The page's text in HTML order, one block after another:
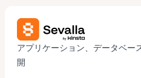
アプリケーション、データベー
開